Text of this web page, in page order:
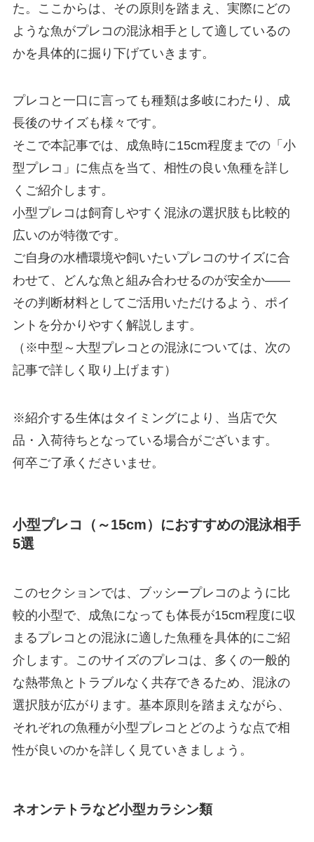
た。ここからは、その原則を踏まえ、実際にどの
ような魚がプレコの混泳相手として適しているの
かを具体的に掘り下げていきます。
プレコと一口に言っても種類は多岐にわたり、成
長後のサイズも様々です。
そこで本記事では、成魚時に15cm程度までの「小
型プレコ」に焦点を当て、相性の良い魚種を詳し
くご紹介します。
小型プレコは飼育しやすく混泳の選択肢も比較的
広いのが特徴です。
ご自身の水槽環境や飼いたいプレコのサイズに合
わせて、どんな魚と組み合わせるのが安全か――
その判断材料としてご活用いただけるよう、ポイ
ントを分かりやすく解説します。
（※中型～大型プレコとの混泳については、次の
記事で詳しく取り上げます）
※紹介する生体はタイミングにより、当店で欠
品・入荷待ちとなっている場合がございます。
何卒ご了承くださいませ。
小型プレコ（～15cm）におすすめの混泳相手
5選
このセクションでは、ブッシープレコのように比
較的小型で、成魚になっても体長が15cm程度に収
まるプレコとの混泳に適した魚種を具体的にご紹
介します。このサイズのプレコは、多くの一般的
な熱帯魚とトラブルなく共存できるため、混泳の
選択肢が広がります。基本原則を踏まえながら、
それぞれの魚種が小型プレコとどのような点で相
性が良いのかを詳しく見ていきましょう。
ネオンテトラなど小型カラシン類